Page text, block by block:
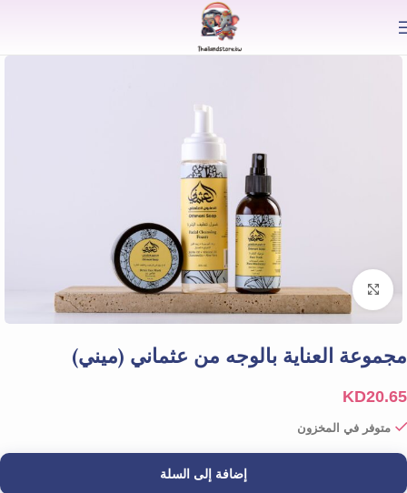
Click to enlarge
مجموعة العناية بالوجه من عثماني (ميني)
KD20.65
متوفر في المخزون
إضافة إلى السلة